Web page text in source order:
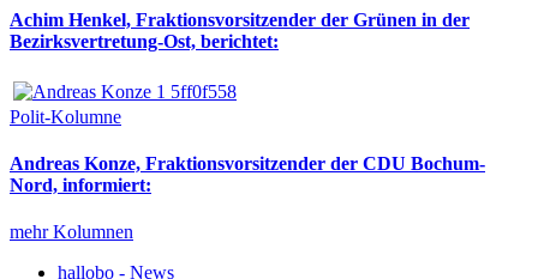
Achim Henkel, Fraktionsvorsitzender der Grünen in der
Bezirksvertretung-Ost, berichtet:
Polit-Kolumne
Andreas Konze, Fraktionsvorsitzender der CDU Bochum-
Nord, informiert:
mehr Kolumnen
hallobo - News